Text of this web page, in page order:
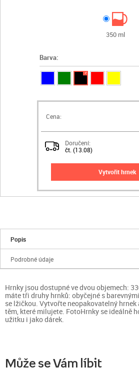
350 ml
Barva:
✓
Cena:
Doručení:
čt. (13.08)
vytvořit hrnek
Popis
Podrobné údaje
Hrnky jsou dostupné ve dvou objemech:
máte tři druhy hrnků: obyčejné s
se lžičkou. Vytvořte neopakovatelný
těm, které milujete. FotoHrnky se ideálně
užitku i jako dárek.
Může se Vám líbit